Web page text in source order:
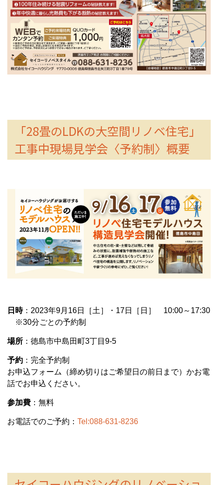
「28畳のLDKの大空間リノベ住宅」
工事中現場見学会〈予約制〉概要
日時：2023年9月16日［土］・17日［日］ 10:00～17:30
※30分ごとの予約制
場所 ：徳島市中島田町3丁目9-5
予約 ：完全予約制
お申込フォーム（締め切りはご希望日の前日まで）かお電
話でお申込ください。
参加費 ：無料
お電話でのご予約： Tel:088-631-8236